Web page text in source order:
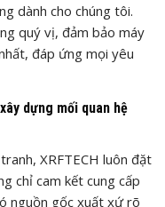
dành cho chúng tôi.
quý vị, đảm bảo máy
đáp ứng mọi yêu
dựng mối quan hệ
XRFTECH luôn đặt
chỉ cam kết cung cấp
nguồn gốc xuất xứ rõ